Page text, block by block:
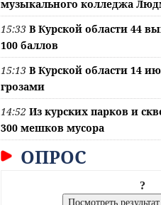
музыкального колледжа
15:33 В Курской области 44
100 баллов
15:13 В Курской области 14
грозами
14:52 Из курских парков и
300 мешков мусора
ОПРОС
?